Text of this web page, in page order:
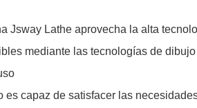
Jsway Lathe aprovecha la alta
mediante las tecnologías de
capaz de satisfacer las